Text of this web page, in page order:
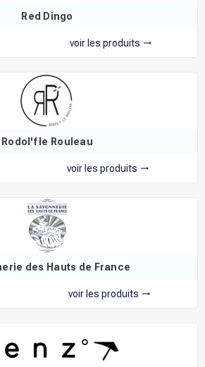
Red Dingo
voir les produits trending_flat
Rodol'f le Rouleau
voir les produits trending_flat
des Hauts de France
voir les produits trending_flat